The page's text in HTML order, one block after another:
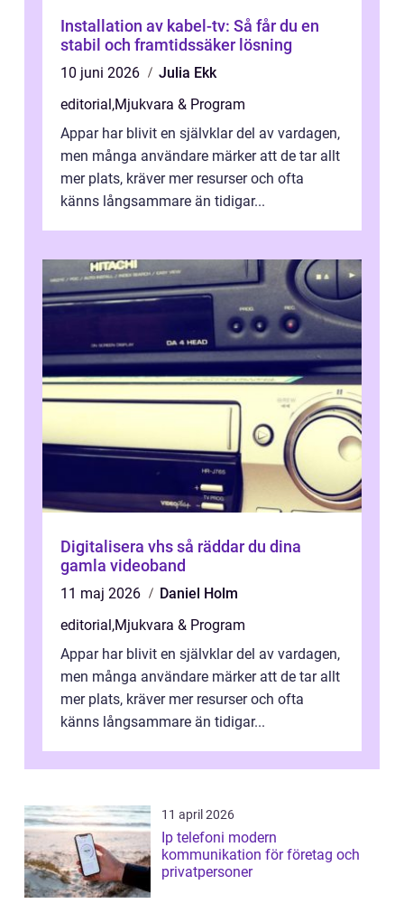
Installation av kabel-tv: Så får du en
stabil och framtidssäker lösning
10 juni 2026
Julia Ekk
editorial,Mjukvara & Program
Appar har blivit en självklar del av vardagen,
men många användare märker att de tar allt
mer plats, kräver mer resurser och ofta
känns långsammare än tidigar...
Digitalisera vhs så räddar du dina
gamla videoband
11 maj 2026
Daniel Holm
editorial,Mjukvara & Program
Appar har blivit en självklar del av vardagen,
men många användare märker att de tar allt
mer plats, kräver mer resurser och ofta
känns långsammare än tidigar...
11 april 2026
Ip telefoni modern
kommunikation för företag och
privatpersoner